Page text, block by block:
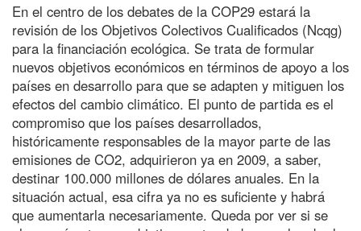
En el centro de los debates de la COP29 estará la
revisión de los Objetivos Colectivos Cualificados (Ncqg)
para la financiación ecológica. Se trata de formular
nuevos objetivos económicos en términos de apoyo a los
países en desarrollo para que se adapten y mitiguen los
efectos del cambio climático. El punto de partida es el
compromiso que los países desarrollados,
históricamente responsables de la mayor parte de las
emisiones de CO2, adquirieron ya en 2009, a saber,
destinar 100.000 millones de dólares anuales. En la
situación actual, esa cifra ya no es suficiente y habrá
que aumentarla necesariamente. Queda por ver si se